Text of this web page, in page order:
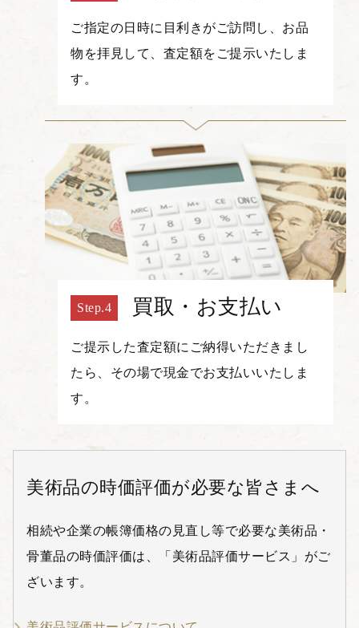
ご指定の日時に目利きがご訪問し、お品
物を拝見して、査定額をご提示いたしま
す。
買取・お支払い
ご提示した査定額にご納得いただきまし
たら、その場で現金でお支払いいたしま
す。
美術品の時価評価が必要な皆さまへ
相続や企業の帳簿価格の見直し等で必要な美術品・
骨董品の時価評価は、「美術品評価サービス」がご
ざいます。